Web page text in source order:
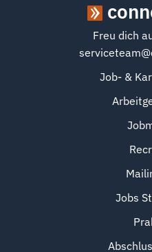
Freu dich
Job- &
Jobs